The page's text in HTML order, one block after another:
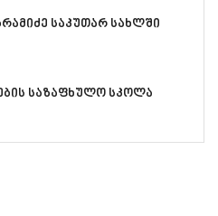
საკუთარ სახლში
საზაფხულო სკოლა